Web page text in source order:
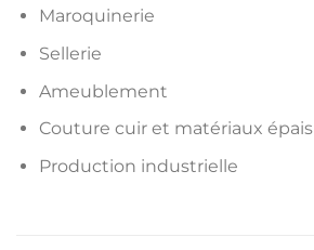
Maroquinerie
Sellerie
Ameublement
Couture cuir et matériaux épais
Production industrielle